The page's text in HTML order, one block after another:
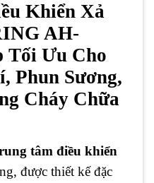
Khiển Xả
AH-
Tối Ưu Cho
Phun Sương,
Cháy Chữa
tâm điều khiển
được thiết kế đặc